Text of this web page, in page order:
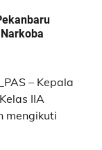
– Kepala
IIA
mengikuti